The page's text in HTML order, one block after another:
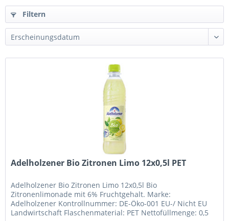
Filtern
Adelholzener Bio Zitronen Limo 12x0,5l PET
Adelholzener Bio Zitronen Limo 12x0,5l Bio
Zitronenlimonade mit 6% Fruchtgehalt. Marke:
Adelholzener Kontrollnummer: DE-Öko-001 EU-/ Nicht EU
Landwirtschaft Flaschenmaterial: PET Nettofüllmenge: 0,5